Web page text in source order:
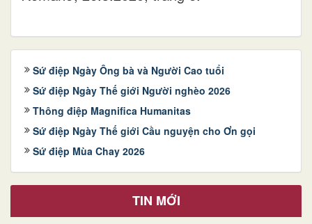
Sứ điệp Ngày Ông bà và Người Cao tuổi
Sứ điệp Ngày Thế giới Người nghèo 2026
Thông điệp Magnifica Humanitas
Sứ điệp Ngày Thế giới Cầu nguyện cho Ơn gọi
Sứ điệp Mùa Chay 2026
TIN MỚI